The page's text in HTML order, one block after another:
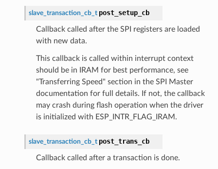
slave_transaction_cb_t post_setup_cb
Callback called after the SPI registers are loaded
with new data.
This callback is called within interrupt context
should be in IRAM for best performance, see
"Transferring Speed" section in the SPI Master
documentation for full details. If not, the callback
may crash during flash operation when the driver
is initialized with ESP_INTR_FLAG_IRAM.
slave_transaction_cb_t post_trans_cb
Callback called after a transaction is done.